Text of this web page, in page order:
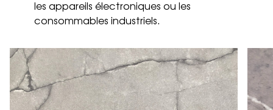
les appareils électroniques ou les
consommables industriels.